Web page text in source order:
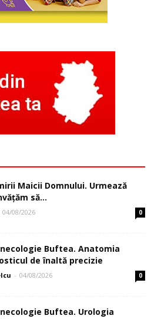
Maicii Domnului. Urmează
să...
04/08/2026 0
Buftea. Anatomia
de înaltă precizie
- 04/08/2026 0
Buftea. Urologia